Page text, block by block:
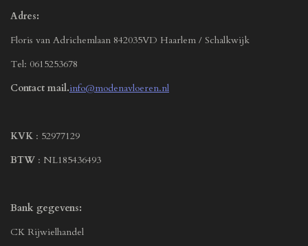
Adres:
Floris van Adrichemlaan 842035VD Haarlem / Schalkwijk
Tel: 0615253678
Contact mail.info@modenavloeren.nl
KVK : 52977129
BTW : NL185436493
Bank gegevens:
CK Rijwielhandel